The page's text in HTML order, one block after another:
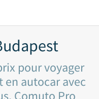
pour voyager
en autocar avec
Comuto Pro